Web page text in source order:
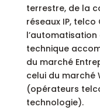
terrestre, de la
réseaux IP,
l’automatisation
technique
du marché
celui du marché
(opérateurs
technologie).